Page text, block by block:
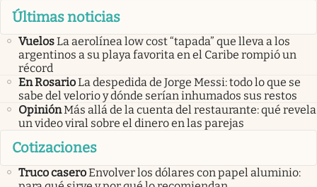
Últimas noticias
VuelosLa aerolínea low cost “tapada” que lleva a los
argentinos a su playa favorita en el Caribe rompió un
récord
En RosarioLa despedida de Jorge Messi: todo lo que se
sabe del velorio y dónde serían inhumados sus restos
OpiniónMás allá de la cuenta del restaurante: qué revela
un video viral sobre el dinero en las parejas
Cotizaciones
Truco caseroEnvolver los dólares con papel aluminio: